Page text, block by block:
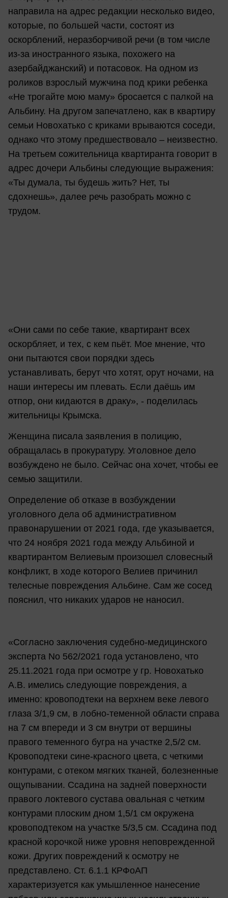
направила на адрес редакции несколько видео,
которые, по большей части, состоят из
оскорблений, неразборчивой речи (в том числе
из-за иностранного языка, похожего на
азербайджанский) и потасовок. На одном из
роликов взрослый мужчина под крики ребенка
«Не трогайте мою маму» бросается с палкой на
Альбину. На другом запечатлено, как в квартиру
семьи Новохатько с криками врываются соседи,
однако что этому предшествовало – неизвестно.
На третьем сожительница квартиранта говорит в
адрес дочери Альбины следующие выражения:
«Ты думала, ты будешь жить? Нет, ты
сдохнешь», далее речь разобрать можно с
трудом.
«Они сами по себе такие, квартирант всех
оскорбляет, и тех, с кем пьёт. Мое мнение, что
они пытаются свои порядки здесь
устанавливать, берут что хотят, орут ночами, на
наши интересы им плевать. Если даёшь им
отпор, они кидаются в драку», - поделилась
жительницы Крымска.
Женщина писала заявления в полицию,
обращалась в прокуратуру. Уголовное дело
возбуждено не было. Сейчас она хочет, чтобы ее
семью защитили.
Определение об отказе в возбуждении
уголовного дела об административном
правонарушении от 2021 года, где указывается,
что 24 ноября 2021 года между Альбиной и
квартирантом Велиевым произошел словесный
конфликт, в ходе которого Велиев причинил
телесные повреждения Альбине. Сам же сосед
пояснил, что никаких ударов не наносил.
«Согласно заключения судебно-медицинского
эксперта No 562/2021 года установлено, что
25.11.2021 года при осмотре у гр. Новохатько
А.В. имелись следующие повреждения, а
именно: кровоподтеки на верхнем веке левого
глаза 3/1,9 см, в лобно-теменной области справа
на 7 см впереди и 3 см внутри от вершины
правого теменного бугра на участке 2,5/2 см.
Кровоподтеки сине-красного цвета, с четкими
контурами, с отеком мягких тканей, болезненные
ощупывании. Ссадина на задней поверхности
правого локтевого сустава овальная с четким
контурами плоским дном 1,5/1 см окружена
кровоподтеком на участке 5/3,5 см. Ссадина под
красной корочкой ниже уровня неповрежденной
кожи. Других повреждений к осмотру не
представлено. Ст. 6.1.1 КРФоАП
характеризуется как умышленное нанесение